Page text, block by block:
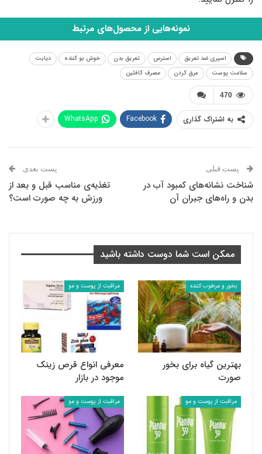
نمونه‌هایی از محصول‌های مرتبط
اسپری ضد تعریق استرس تعریق بدن خوش بو کننده
دیابت
سلامت پوست
عرق کردن مصرف کافئین
470
به اشتراک گذاری Facebook
WhatsApp
پست قبلی
شناخت نشانه‌های کمبود آب در
بدن و راه‌های جبران آن
پست بعدی
تغذیه‌ی مناسب قبل و بعد از
ورزش به چه صورت است؟
ممکن است شما دوست داشته باشید
بخور و مرطوب کننده
بهترین گیاه برای بخور
صورت
مراقبت از پوست و مو
معرفی انواع قرص زینک
موجود در بازار
مراقبت از پوست و مو مراقبت از پوست و مو